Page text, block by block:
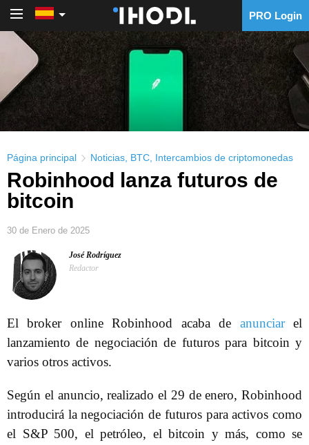
PRO Login
Página principal Noticias BTC Intercambios de criptomonedas
Robinhood lanza futuros de
bitcoin
30 de Enero de 2025
José Rodríguez
Redactor
El broker online Robinhood acaba de anunciarel
lanzamiento de negociación de futuros para bitcoin y
varios otros activos.
Según el anuncio, realizado el 29 de enero, Robinhood
introducirá la negociación de futuros para activos como
el S&P 500, el petróleo, el bitcoin y más, como se